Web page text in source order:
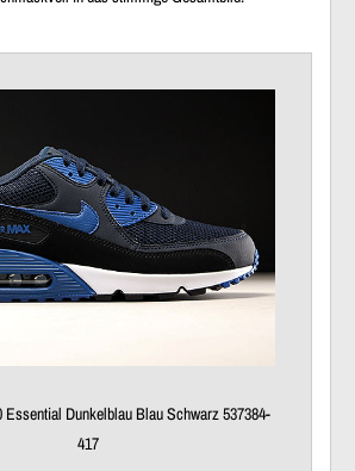
Essential Dunkelblau Blau Schwarz 537384-
417